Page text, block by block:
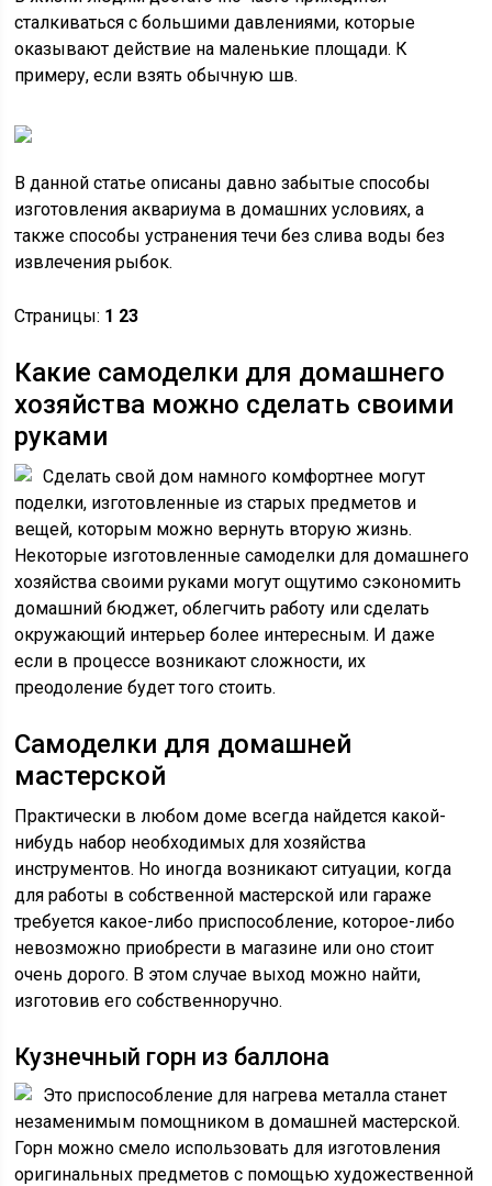
сталкиваться с большими давлениями, которые
оказывают действие на маленькие площади. К
примеру, если взять обычную шв.
В данной статье описаны давно забытые способы
изготовления аквариума в домашних условиях, а
также способы устранения течи без слива воды без
извлечения рыбок.
Страницы: 1 23
Какие самоделки для домашнего
хозяйства можно сделать своими
руками
Сделать свой дом намного комфортнее могут
поделки, изготовленные из старых предметов и
вещей, которым можно вернуть вторую жизнь.
Некоторые изготовленные самоделки для домашнего
хозяйства своими руками могут ощутимо сэкономить
домашний бюджет, облегчить работу или сделать
окружающий интерьер более интересным. И даже
если в процессе возникают сложности, их
преодоление будет того стоить.
Самоделки для домашней
мастерской
Практически в любом доме всегда найдется какой-
нибудь набор необходимых для хозяйства
инструментов. Но иногда возникают ситуации, когда
для работы в собственной мастерской или гараже
требуется какое-либо приспособление, которое-либо
невозможно приобрести в магазине или оно стоит
очень дорого. В этом случае выход можно найти,
изготовив его собственноручно.
Кузнечный горн из баллона
Это приспособление для нагрева металла станет
незаменимым помощником в домашней мастерской.
Горн можно смело использовать для изготовления
оригинальных предметов с помощью художественной